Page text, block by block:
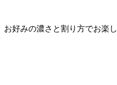
お好みの濃さと割り方でお楽